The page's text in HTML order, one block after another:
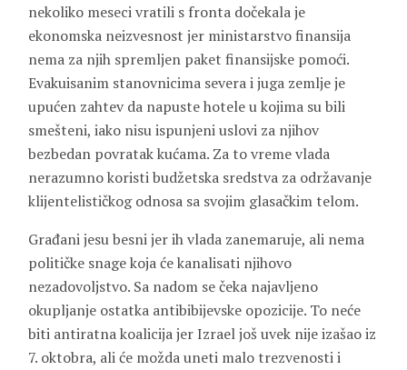
nekoliko meseci vratili s fronta dočekala je
ekonomska neizvesnost jer ministarstvo finansija
nema za njih spremljen paket finansijske pomoći.
Evakuisanim stanovnicima severa i juga zemlje je
upućen zahtev da napuste hotele u kojima su bili
smešteni, iako nisu ispunjeni uslovi za njihov
bezbedan povratak kućama. Za to vreme vlada
nerazumno koristi budžetska sredstva za održavanje
klijentelističkog odnosa sa svojim glasačkim telom.
Građani jesu besni jer ih vlada zanemaruje, ali nema
političke snage koja će kanalisati njihovo
nezadovoljstvo. Sa nadom se čeka najavljeno
okupljanje ostatka antibibijevske opozicije. To neće
biti antiratna koalicija jer Izrael još uvek nije izašao iz
7. oktobra, ali će možda uneti malo trezvenosti i